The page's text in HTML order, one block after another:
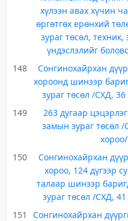
хүлээн авах хүчин
өргөтгөх ерөнхий
зураг төсөл,
үндэслэлийг
148
Сонгинохайрхан
хороонд шинээр
зураг төсөл /СХД,
149
263 дугаар
замын зураг төсөл /
хороо/
150
Сонгинохайрхан
хороо, 124 дүгээр
талаар шинээр
зураг төсөл /СХД,
151
Сонгинохайрхан